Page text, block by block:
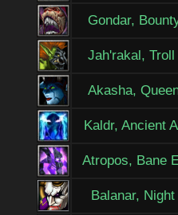
Gondar,
Jah'rakal, Troll
Akasha,
Kaldr, Ancient
Atropos, Bane
Balanar,